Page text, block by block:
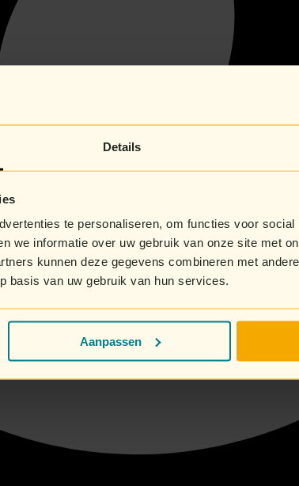
Details
te personaliseren, om functies voor
we informatie over uw gebruik van onze site met
kunnen deze gegevens combineren met
basis van uw gebruik van hun services.
Aanpassen